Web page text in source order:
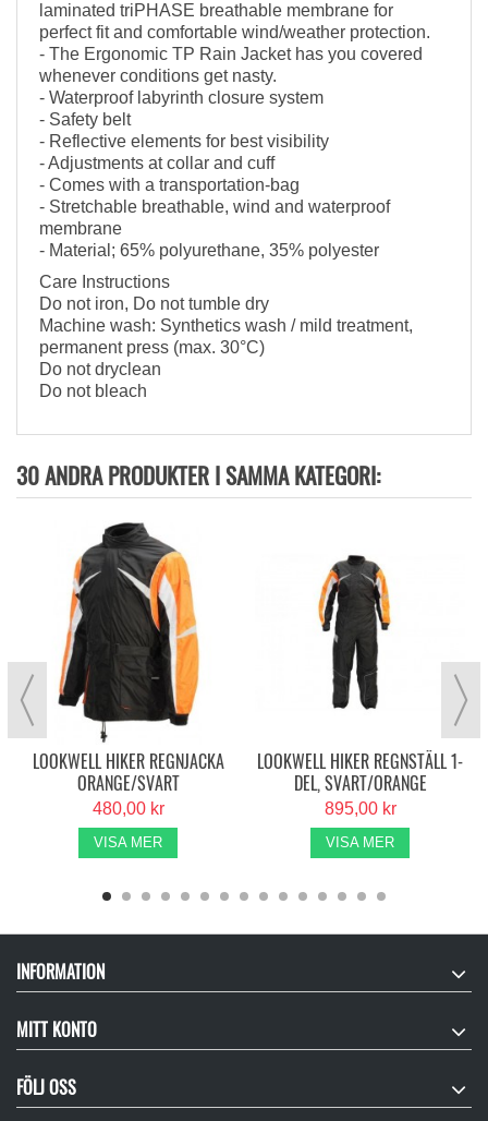
laminated triPHASE breathable membrane for
perfect fit and comfortable wind/weather protection.
- The Ergonomic TP Rain Jacket has you covered
whenever conditions get nasty.
- Waterproof labyrinth closure system
- Safety belt
- Reflective elements for best visibility
- Adjustments at collar and cuff
- Comes with a transportation-bag
- Stretchable breathable, wind and waterproof
membrane
- Material; 65% polyurethane, 35% polyester
Care Instructions
Do not iron, Do not tumble dry
Machine wash: Synthetics wash / mild treatment,
permanent press (max. 30°C)
Do not dryclean
Do not bleach
30 ANDRA PRODUKTER I SAMMA KATEGORI:
LOOKWELL HIKER REGNJACKA
ORANGE/SVART
480,00 kr
VISA MER
LOOKWELL HIKER REGNSTÄLL 1-
DEL, SVART/ORANGE
895,00 kr
VISA MER
INFORMATION
MITT KONTO
FÖLJ OSS